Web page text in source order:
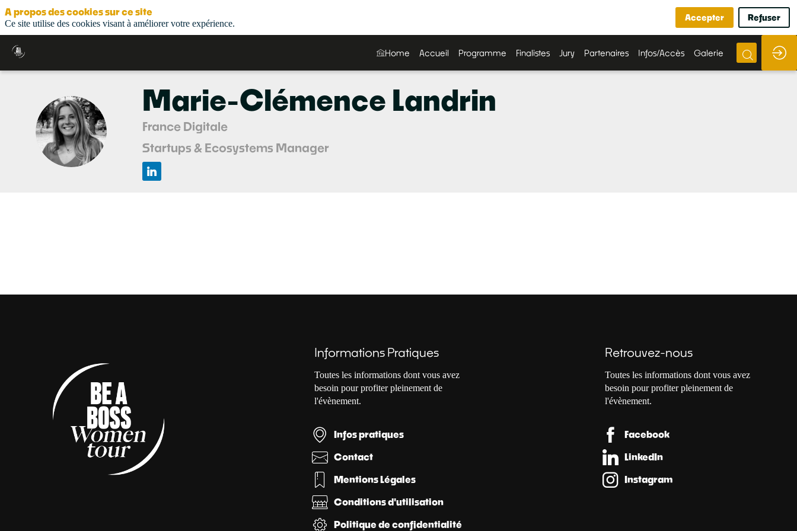
Home Accueil Programme Finalistes Jury Partenaires Infos/Accès Galerie
ML
Marie-Clémence Landrin
France Digitale
Startups & Ecosystems Manager
Informations Pratiques
Toutes les informations dont vous avez
besoin pour profiter pleinement de
l'évènement.
Infos pratiques
Contact
Mentions Légales
Conditions d'utilisation
Politique de confidentialité
Retrouvez-nous
Toutes les informations dont vous avez
besoin pour profiter pleinement de
l'évènement.
Facebook
LinkedIn
Instagram
A propos des cookies sur ce site
Ce site utilise des cookies visant à améliorer votre expérience.
Accepter Refuser